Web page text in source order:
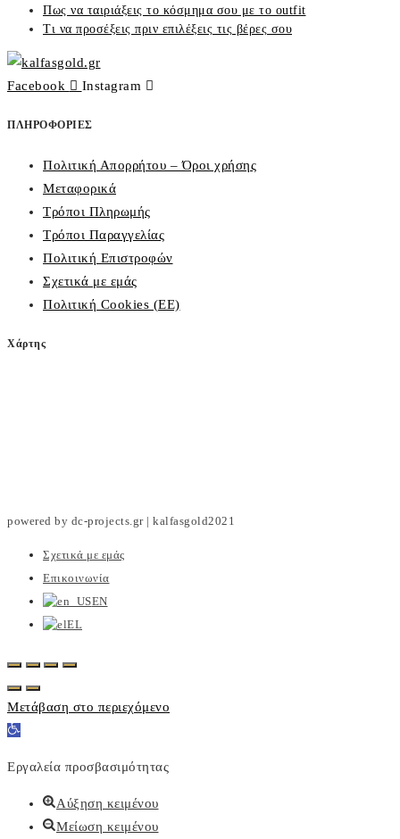
Πως να ταιριάξεις το κόσμημα σου με το outfit
Τι να προσέξεις πριν επιλέξεις τις βέρες σου
Facebook Instagram
ΠΛΗΡΟΦΟΡΙΕΣ
Πολιτική Απορρήτου – Όροι χρήσης
Μεταφορικά
Τρόποι Πληρωμής
Τρόποι Παραγγελίας
Πολιτική Επιστροφών
Σχετικά με εμάς
Πολιτική Cookies (ΕΕ)
Χάρτης
powered by dc-projects.gr | kalfasgold2021
Σχετικά με εμάς
Επικοινωνία
EN
EL
Μετάβαση στο περιεχόμενο
Ανοίξτε
γραμμή
εργαλείων
Εργαλεία προσβασιμότητας
Αύξηση κειμένου
Μείωση κειμένου